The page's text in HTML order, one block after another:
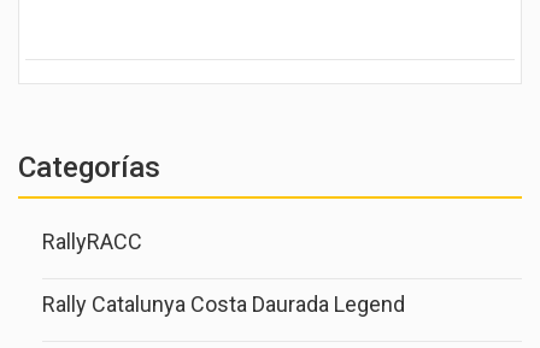
Categorías
RallyRACC
Rally Catalunya Costa Daurada Legend